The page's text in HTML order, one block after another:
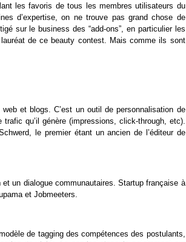
les favoris de tous les membres utilisateurs du
d’expertise, on ne trouve pas grand chose de
sur le business des “add-ons”, en particulier les
de ce beauty contest. Mais comme ils sont
et blogs. C’est un outil de personnalisation de
qu’il génère (impressions, click-through, etc).
le premier étant un ancien de l’éditeur de
un dialogue communautaires. Startup française à
et Jobmeeters.
de tagging des compétences des postulants,